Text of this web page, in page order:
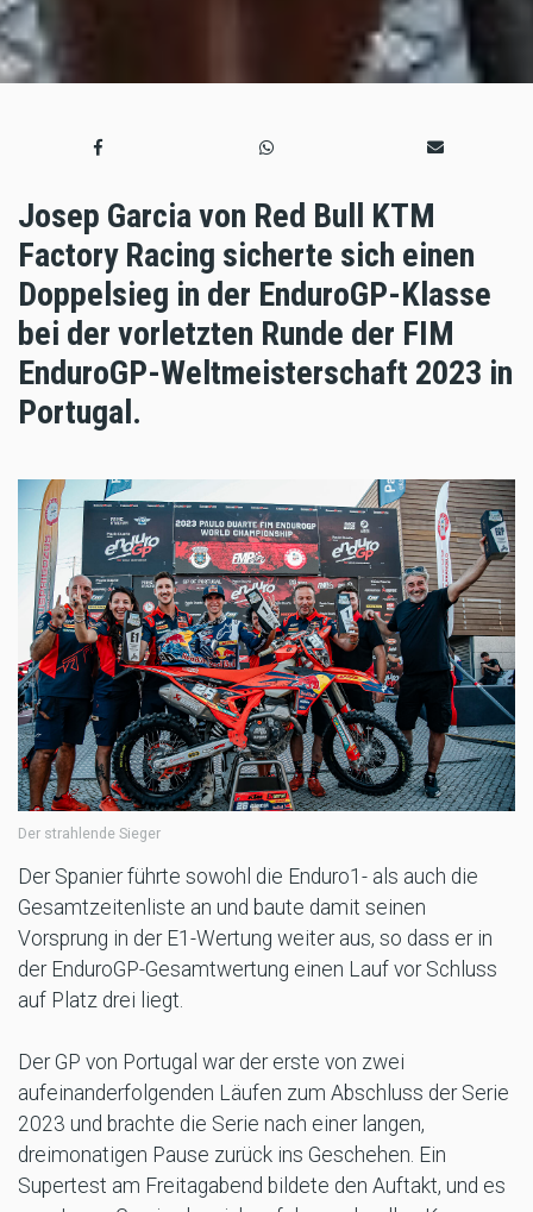
Josep Garcia von Red Bull KTM
Factory Racing sicherte sich einen
Doppelsieg in der EnduroGP-Klasse
bei der vorletzten Runde der FIM
EnduroGP-Weltmeisterschaft 2023 in
Portugal.
Der strahlende Sieger
Der Spanier führte sowohl die Enduro1- als auch die
Gesamtzeitenliste an und baute damit seinen
Vorsprung in der E1-Wertung weiter aus, so dass er in
der EnduroGP-Gesamtwertung einen Lauf vor Schluss
auf Platz drei liegt.
Der GP von Portugal war der erste von zwei
aufeinanderfolgenden Läufen zum Abschluss der Serie
2023 und brachte die Serie nach einer langen,
dreimonatigen Pause zurück ins Geschehen. Ein
Supertest am Freitagabend bildete den Auftakt, und es